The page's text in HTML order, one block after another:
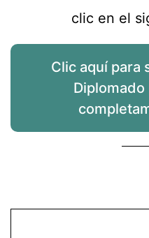
clic en el
Clic aquí para